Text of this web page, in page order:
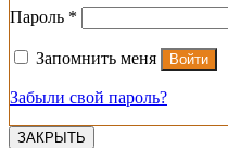
Пароль *
Запомнить меня Войти
Забыли свой пароль?
ЗАКРЫТЬ